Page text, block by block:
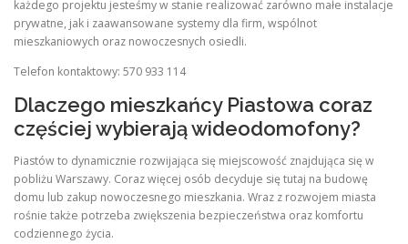
każdego projektu jesteśmy w stanie realizować zarówno małe instalacje
prywatne, jak i zaawansowane systemy dla firm, wspólnot
mieszkaniowych oraz nowoczesnych osiedli.
Telefon kontaktowy: 570 933 114
Dlaczego mieszkańcy Piastowa coraz
częściej wybierają wideodomofony?
Piastów to dynamicznie rozwijająca się miejscowość znajdująca się w
pobliżu Warszawy. Coraz więcej osób decyduje się tutaj na budowę
domu lub zakup nowoczesnego mieszkania. Wraz z rozwojem miasta
rośnie także potrzeba zwiększenia bezpieczeństwa oraz komfortu
codziennego życia.